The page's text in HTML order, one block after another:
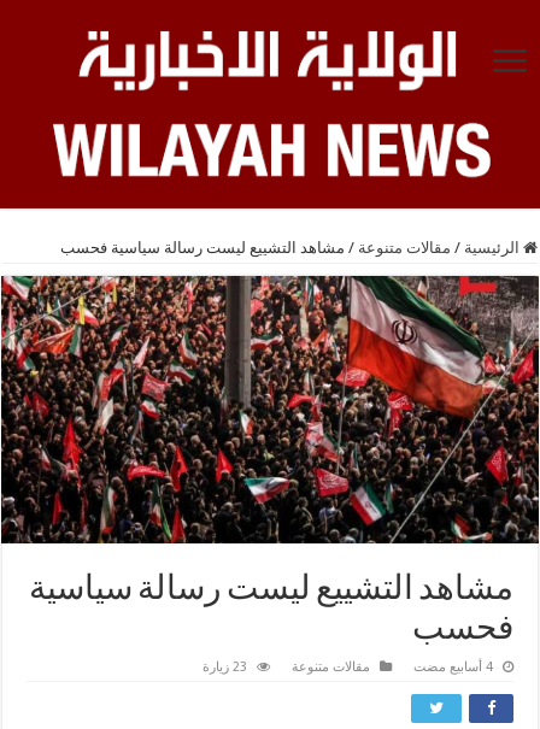
الرئيسية / مقالات متنوعة / مشاهد التشييع ليست رسالة سياسية فحسب
مشاهد التشييع ليست رسالة سياسية
فحسب
‏4 أسابيع مضت مقالات متنوعة 23 زيارة